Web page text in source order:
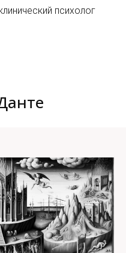
психолог